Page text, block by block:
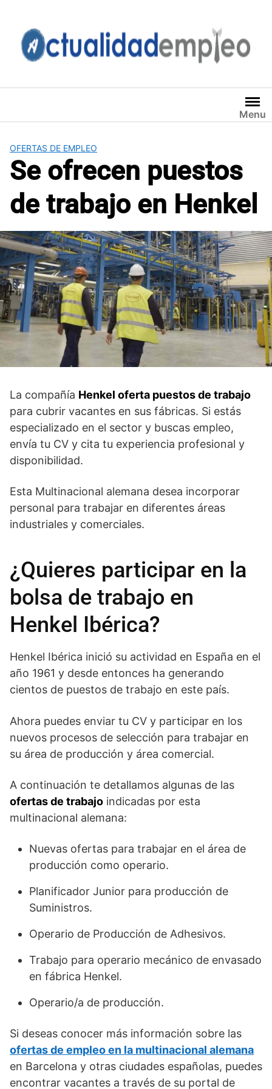
contenido
Menu
OFERTAS DE EMPLEO
Se ofrecen puestos
de trabajo en Henkel
La compañía Henkel oferta puestos de trabajo
para cubrir vacantes en sus fábricas. Si estás
especializado en el sector y buscas empleo,
envía tu CV y cita tu experiencia profesional y
disponibilidad.
Esta Multinacional alemana desea incorporar
personal para trabajar en diferentes áreas
industriales y comerciales.
¿Quieres participar en la
bolsa de trabajo en
Henkel Ibérica?
Henkel Ibérica inició su actividad en España en el
año 1961 y desde entonces ha generando
cientos de puestos de trabajo en este país.
Ahora puedes enviar tu CV y participar en los
nuevos procesos de selección para trabajar en
su área de producción y área comercial.
A continuación te detallamos algunas de las
ofertas de trabajo indicadas por esta
multinacional alemana:
Nuevas ofertas para trabajar en el área de
producción como operario.
Planificador Junior para producción de
Suministros.
Operario de Producción de Adhesivos.
Trabajo para operario mecánico de envasado
en fábrica Henkel.
Operario/a de producción.
Si deseas conocer más información sobre las
ofertas de empleo en la multinacional alemana
en Barcelona y otras ciudades españolas, puedes
encontrar vacantes a través de su portal de